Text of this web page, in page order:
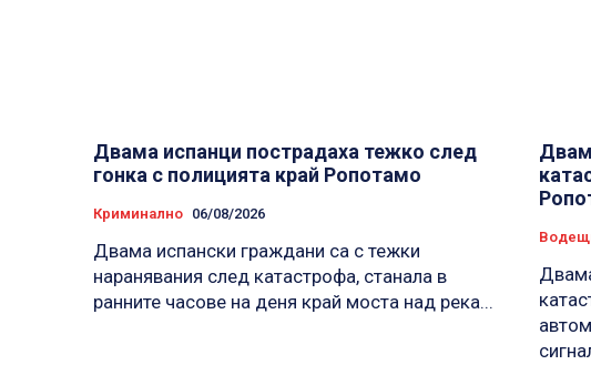
Двама испанци пострадаха тежко след
гонка с полицията край Ропотамо
Криминално 06/08/2026
Двама испански граждани са с тежки
наранявания след катастрофа, станала в
ранните часове на деня край моста над река...